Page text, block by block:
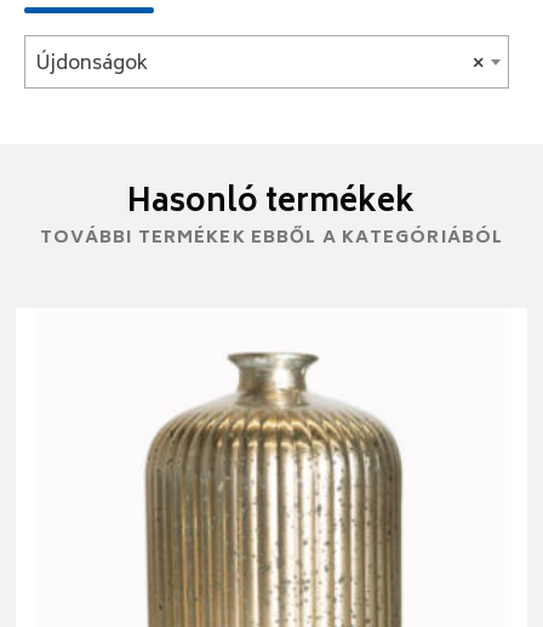
×
Újdonságok
Hasonló termékek
TOVÁBBI TERMÉKEK EBBŐL A KATEGÓRIÁBÓL